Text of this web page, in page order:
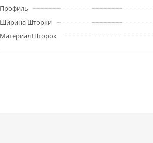
Профиль
Ширина Шторки
Материал Шторок